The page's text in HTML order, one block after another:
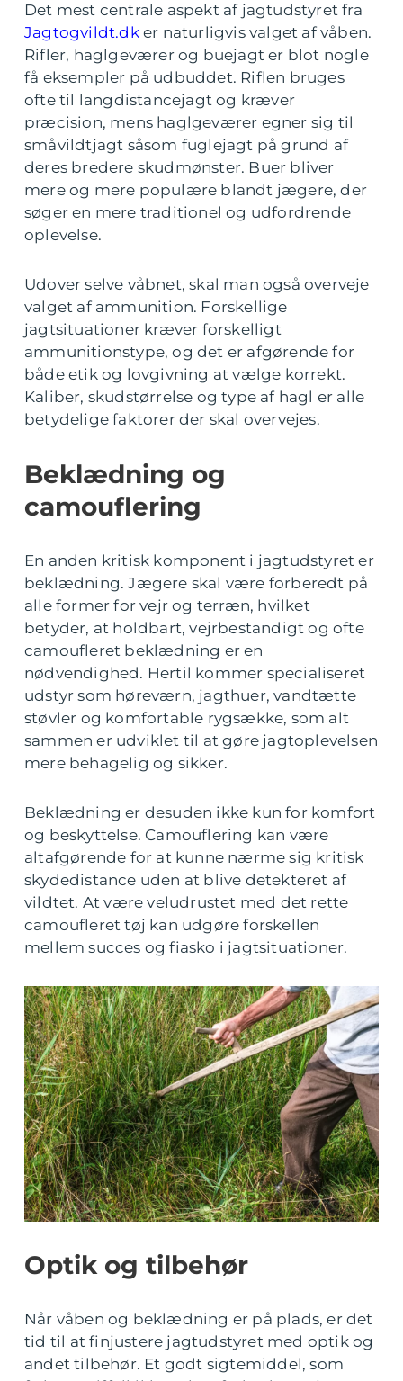
Det mest centrale aspekt af jagtudstyret fra
Jagtogvildt.dker naturligvis valget af våben.
Rifler, haglgeværer og buejagt er blot nogle
få eksempler på udbuddet. Riflen bruges
ofte til langdistancejagt og kræver
præcision, mens haglgeværer egner sig til
småvildtjagt såsom fuglejagt på grund af
deres bredere skudmønster. Buer bliver
mere og mere populære blandt jægere, der
søger en mere traditionel og udfordrende
oplevelse.
Udover selve våbnet, skal man også overveje
valget af ammunition. Forskellige
jagtsituationer kræver forskelligt
ammunitionstype, og det er afgørende for
både etik og lovgivning at vælge korrekt.
Kaliber, skudstørrelse og type af hagl er alle
betydelige faktorer der skal overvejes.
Beklædning og
camouflering
En anden kritisk komponent i jagtudstyret er
beklædning. Jægere skal være forberedt på
alle former for vejr og terræn, hvilket
betyder, at holdbart, vejrbestandigt og ofte
camoufleret beklædning er en
nødvendighed. Hertil kommer specialiseret
udstyr som høreværn, jagthuer, vandtætte
støvler og komfortable rygsække, som alt
sammen er udviklet til at gøre jagtoplevelsen
mere behagelig og sikker.
Beklædning er desuden ikke kun for komfort
og beskyttelse. Camouflering kan være
altafgørende for at kunne nærme sig kritisk
skydedistance uden at blive detekteret af
vildtet. At være veludrustet med det rette
camoufleret tøj kan udgøre forskellen
mellem succes og fiasko i jagtsituationer.
Optik og tilbehør
Når våben og beklædning er på plads, er det
tid til at finjustere jagtudstyret med optik og
andet tilbehør. Et godt sigtemiddel, som